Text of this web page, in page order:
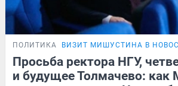
ПОЛИТИКА ВИЗИТ МИШУСТИНА В
Просьба ректора НГУ,
и будущее Толмачево: как